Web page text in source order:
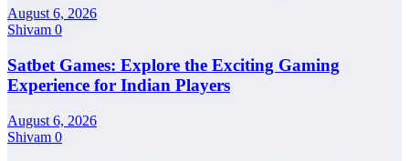
August 6, 2026
Shivam 0
Satbet Games: Explore the Exciting Gaming
Experience for Indian Players
August 6, 2026
Shivam 0